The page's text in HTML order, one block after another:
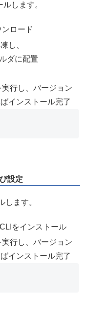
します。
ロード
し、
ダに配置
行し、バージョン
インストール完了
設定
します。
をインストール
行し、バージョン
インストール完了